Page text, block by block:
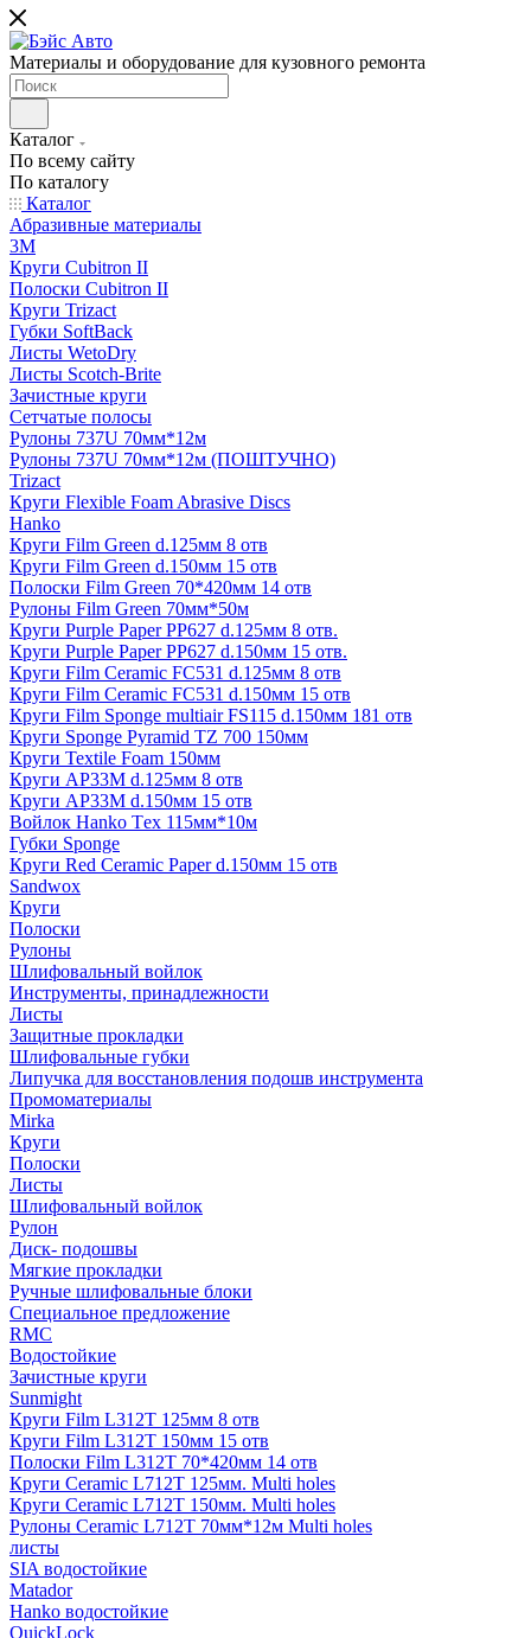
Материалы и оборудование для кузовного ремонта
Каталог
По всему сайту
По каталогу
Каталог
Абразивные материалы
3M
Круги Cubitron II
Полоски Cubitron II
Круги Trizact
Губки SoftBack
Листы WetoDry
Листы Scotch-Brite
Зачистные круги
Сетчатые полосы
Рулоны 737U 70мм*12м
Рулоны 737U 70мм*12м (ПОШТУЧНО)
Trizact
Круги Flexible Foam Abrasive Discs
Hanko
Круги Film Green d.125мм 8 отв
Круги Film Green d.150мм 15 отв
Полоски Film Green 70*420мм 14 отв
Рулоны Film Green 70мм*50м
Круги Purple Paper PP627 d.125мм 8 отв.
Круги Purple Paper PP627 d.150мм 15 отв.
Круги Film Ceramic FC531 d.125мм 8 отв
Круги Film Ceramic FC531 d.150мм 15 отв
Круги Film Sponge multiair FS115 d.150мм 181 отв
Круги Sponge Pyramid TZ 700 150мм
Круги Textile Foam 150мм
Круги AP33M d.125мм 8 отв
Круги AP33M d.150мм 15 отв
Войлок Hanko Tех 115мм*10м
Губки Sponge
Круги Red Ceramic Paper d.150мм 15 отв
Sandwox
Круги
Полоски
Рулоны
Шлифовальный войлок
Инструменты, принадлежности
Листы
Защитные прокладки
Шлифовальные губки
Липучка для восстановления подошв инструмента
Промоматериалы
Mirka
Круги
Полоски
Листы
Шлифовальный войлок
Рулон
Диск- подошвы
Мягкие прокладки
Ручные шлифовальные блоки
Специальное предложение
RMC
Водостойкие
Зачистные круги
Sunmight
Круги Film L312T 125мм 8 отв
Круги Film L312T 150мм 15 отв
Полоски Film L312T 70*420мм 14 отв
Круги Ceramic L712T 125мм. Multi holes
Круги Ceramic L712T 150мм. Multi holes
Рулоны Ceramic L712T 70мм*12м Multi holes
листы
SIA водостойкие
Matador
Hanko водостойкие
QuickLock